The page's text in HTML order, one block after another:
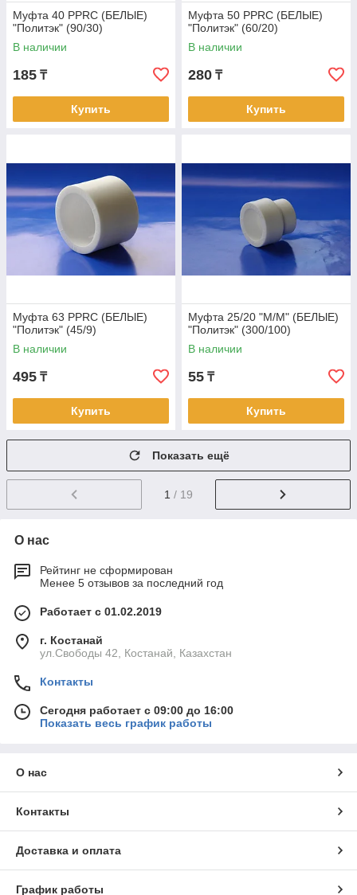
Муфта 40 PPRC (БЕЛЫЕ)
"Политэк" (90/30)
В наличии
185 ₸
Купить
Муфта 50 PPRC (БЕЛЫЕ)
"Политэк" (60/20)
В наличии
280 ₸
Купить
Муфта 63 PPRC (БЕЛЫЕ)
"Политэк" (45/9)
В наличии
495 ₸
Купить
Муфта 25/20 "М/М" (БЕЛЫЕ)
"Политэк" (300/100)
В наличии
55 ₸
Купить
Показать ещё
1 / 19
О нас
Рейтинг не сформирован
Менее 5 отзывов за последний год
Работает с 01.02.2019
г. Костанай
ул.Свободы 42, Костанай, Казахстан
Контакты
Сегодня работает с 09:00 до 16:00
Показать весь график работы
О нас
Контакты
Доставка и оплата
График работы